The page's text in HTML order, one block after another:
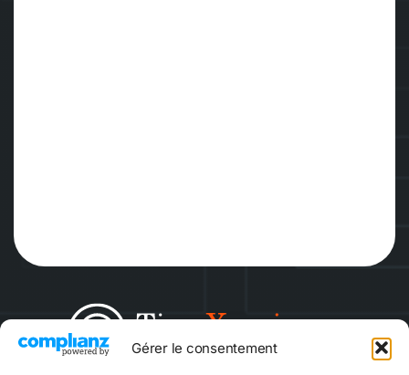
Gérer le consentement